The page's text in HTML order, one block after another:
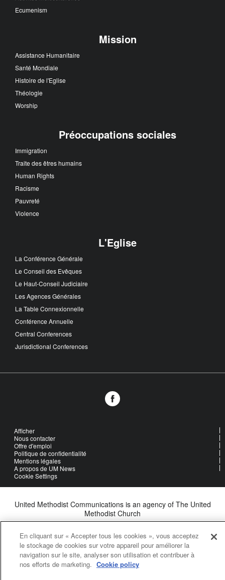
Ecumenism
Mission
Assistance Humanitaire
Santé Mondiale
Histoire de l'Eglise
Théologie
Worship
Préoccupations sociales
Immigration
Traite des êtres humains
Human Rights
Racisme
Pauvreté
Violence
L'Eglise
La Conférence Générale
Le Conseil des Evêques
Le Haut-Conseil Judiciaire
Les Agences Générales
La Table Connexionnelle
Conférence Annuelle
Central Conferences
Jurisdictional Conferences
Afficher
Nous contacter
Offre d'emploi
Politique de confidentialité
Mentions légales
A propos de UM News
Cookie Settings
United Methodist Communications is an agency of The United
Methodist Church
©2026United Methodist Communications. All Rights Reserved
En cliquant sur « Accepter tous les cookies », vous acceptez
le stockage de cookies sur votre appareil pour améliorer la
navigation sur le site, analyser son utilisation et contribuer à
nos efforts de marketing. Cookie policy